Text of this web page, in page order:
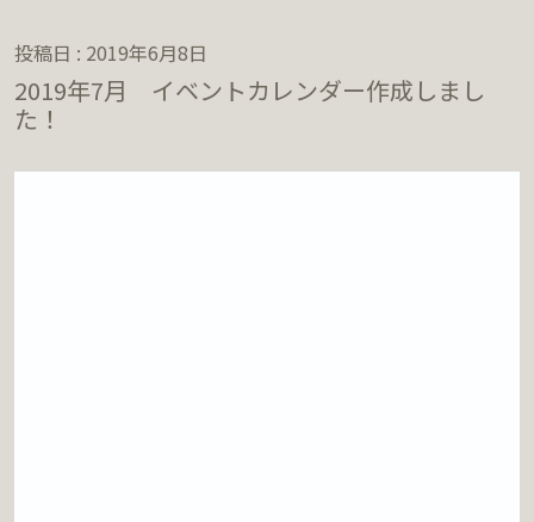
投稿日 : 2019年6月8日
2019年7月 イベントカレンダー作成しまし
た！